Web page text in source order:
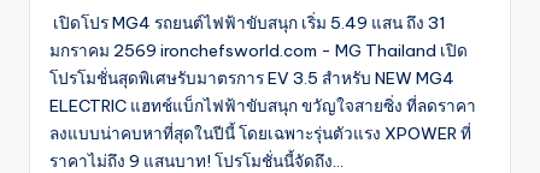
เปิดโปร MG4 รถยนต์ไฟฟ้าขับสนุก เริ่ม 5.49 แสน ถึง 31
มกราคม 2569 ironchefsworld.com - MG Thailand เปิด
โปรโมชั่นสุดพิเศษรับมาตรการ EV 3.5 สำหรับ NEW MG4
ELECTRIC แฮทช์แบ็กไฟฟ้าขับสนุก ขวัญใจสายซิ่ง ที่ลดราคา
ลงแบบน่าคบหาที่สุดในปีนี้ โดยเฉพาะรุ่นตัวแรง XPOWER ที่
ราคาไม่ถึง 9 แสนบาท! โปรโมชั่นนี้จัดถึง…